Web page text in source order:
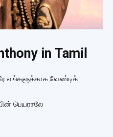
in Tamil
எங்களுக்காக வேண்டிக்
பெயராலே